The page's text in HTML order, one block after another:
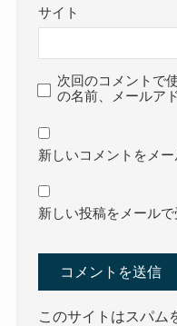
サイト
次回のコメントで
の名前、メールア
新しいコメントをメ
新しい投稿をメールで
このサイトはスパム